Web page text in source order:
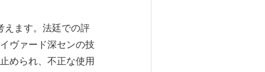
えます。法廷での評
ヴァード深センの技
められ、不正な使用